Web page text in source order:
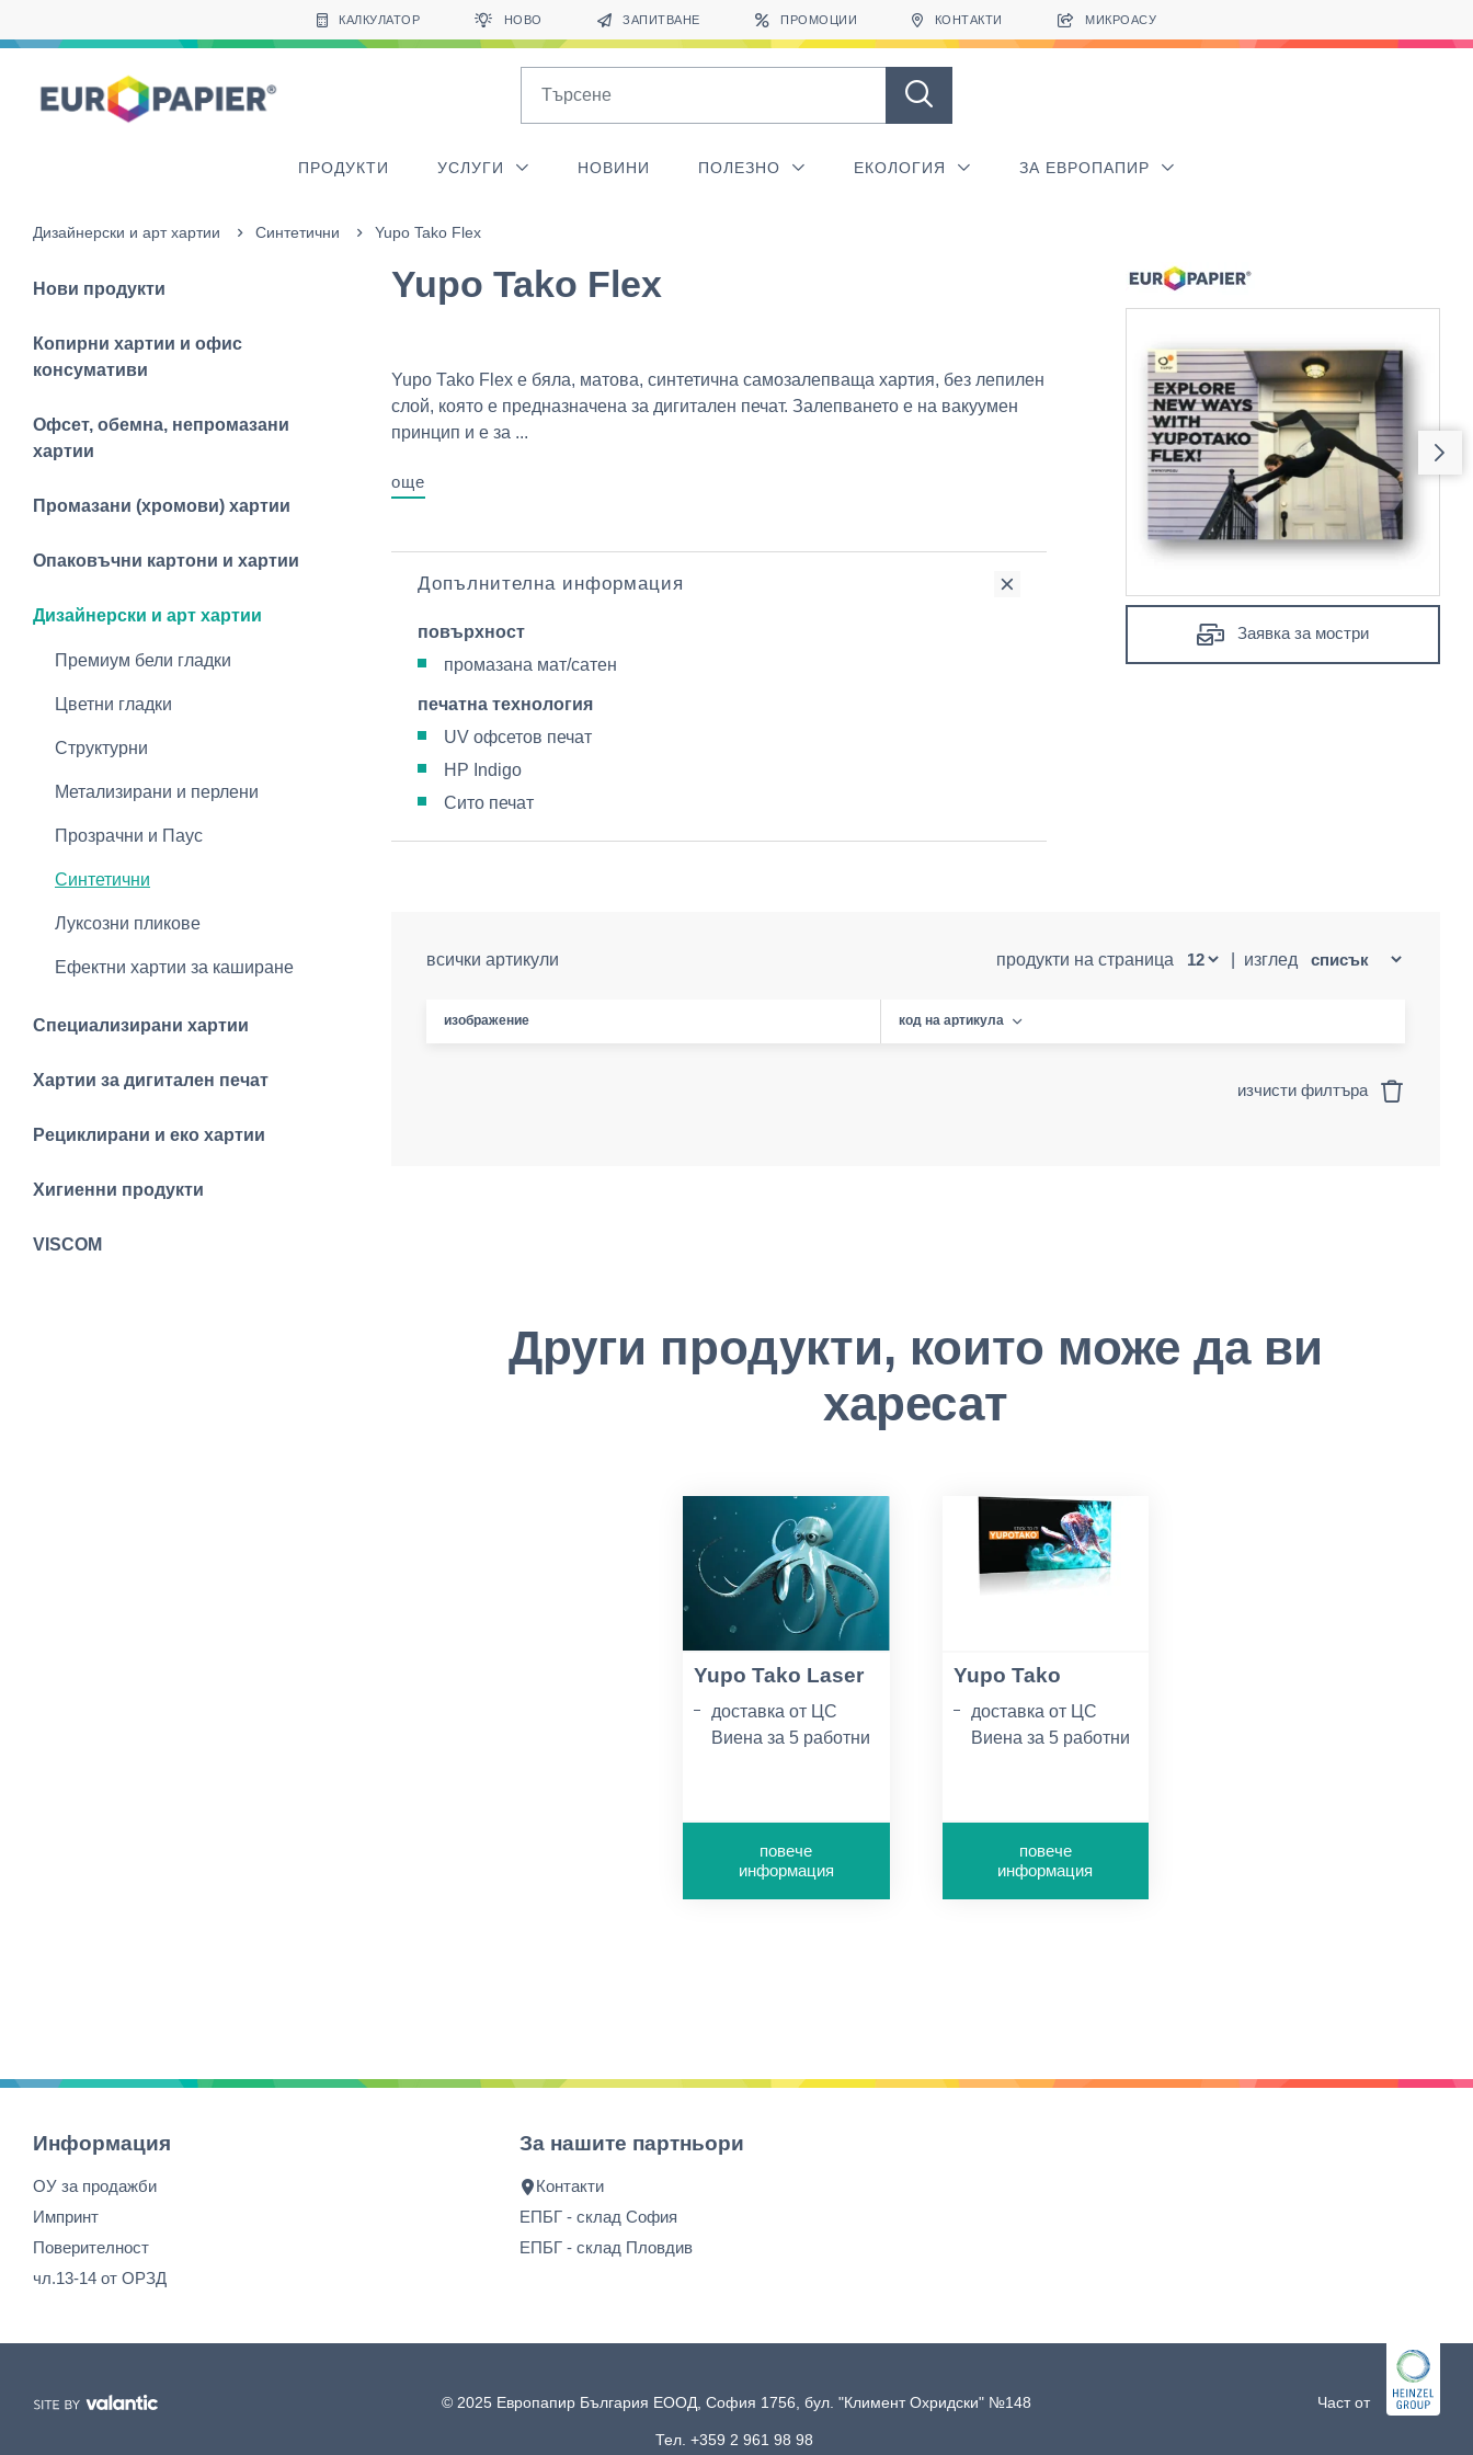
Други продукти, които може да ви харесатКАЛКУЛАТОР НОВО ЗАПИТВАНЕ ПРОМОЦИИ КОНТАКТИ МИКРОАСУ
ПРОДУКТИ УСЛУГИ НОВИНИ ПОЛЕЗНО ЕКОЛОГИЯ ЗА ЕВРОПАПИР
Дизайнерски и арт хартии Синтетични Yupo Tako Flex
Нови продукти
Копирни хартии и офис
консумативи
Офсет, обемна, непромазани
хартии
Промазани (хромови) хартии
Опаковъчни картони и хартии
Дизайнерски и арт хартии
Премиум бели гладки
Цветни гладки
Структурни
Метализирани и перлени
Прозрачни и Паус
Синтетични
Луксозни пликове
Ефектни хартии за каширане
Специализирани хартии
Хартии за дигитален печат
Рециклирани и еко хартии
Хигиенни продукти
VISCOM
Yupo Tako Flex
Yupo Таkо Flex е бяла, матова, синтетична самозалепваща хартия, без лепилен
слой, която е предназначена за дигитален печат. Залепването е на вакуумен
принцип и е за ...
още
Допълнителна информация
повърхност
промазана мат/сатен
печатна технология
UV офсетов печат
HP Indigo
Сито печат
Заявка за мостри
всички артикули продукти на страница изглед
изображение код на артикула
изчисти филтъра
Други продукти, които може да ви
харесат
Yupo Tako Laser
доставка от ЦС
Виена за 5 работни
поръчка - 1 пак
грамаж 254г/м2
повече
информация
Yupo Tako
доставка от ЦС
Виена за 5 работни
поръчка - 1 пак
грамаж 220г/м2
повече
информация
Информация
ОУ за продажби
Импринт
Поверителност
чл.13-14 от ОРЗД
За нашите партньори
Контакти
ЕПБГ - склад София
ЕПБГ - склад Пловдив
© 2025 Европапир България ЕООД, София 1756, бул. "Климент Охридски" №148
Тел. +359 2 961 98 98
Част от